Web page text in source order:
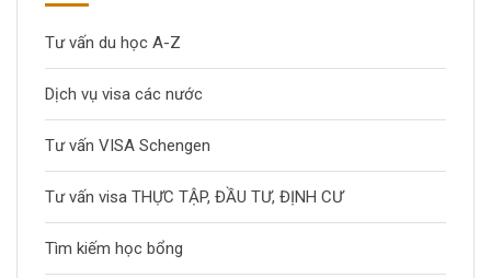
Tư vấn du học A-Z
Dịch vụ visa các nước
Tư vấn VISA Schengen
Tư vấn visa THỰC TẬP, ĐẦU TƯ, ĐỊNH CƯ
Tìm kiếm học bổng